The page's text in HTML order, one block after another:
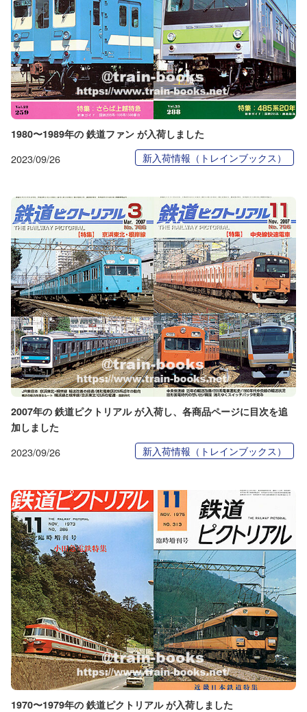
1980〜1989年の 鉄道ファン が入荷しました
2023/09/26 新入荷情報（トレインブックス）
2007年の 鉄道ピクトリアル が入荷し、各商品ページに目次を追
加しました
2023/09/26 新入荷情報（トレインブックス）
1970〜1979年の 鉄道ピクトリアル が入荷しました